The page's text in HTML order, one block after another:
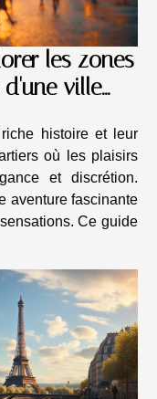
les zones
d'une ville
histoire et leur
où les plaisirs
et discrétion.
aventure fascinante
Ce guide